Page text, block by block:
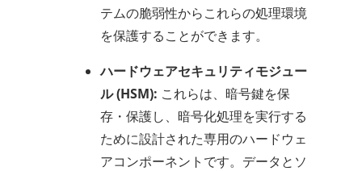
テムの脆弱性からこれらの処理環境
を保護することができます。
ハードウェアセキュリティモジュー
ル (HSM): これらは、暗号鍵を保
存・保護し、暗号化処理を実行する
ために設計された専用のハードウェ
アコンポーネントです。データとソ